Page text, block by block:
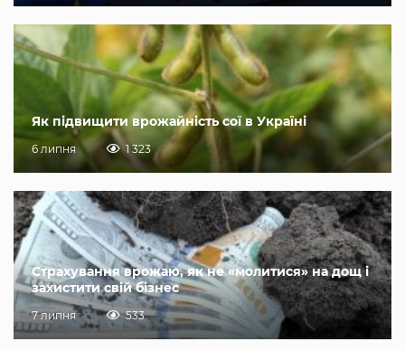
Як підвищити врожайність сої в Україні
6 липня 1 323
Страхування врожаю, як не «молитися» на дощ і
захистити свій бізнес
7 липня 533